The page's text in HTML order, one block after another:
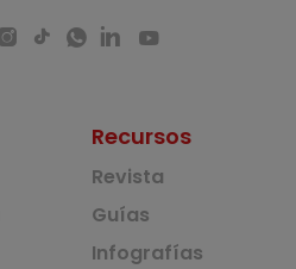
Recursos
Revista
Guías
Infografías